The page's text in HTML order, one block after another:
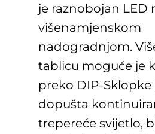
je raznobojan LED
višenamjenskom
nadogradnjom.
tablicu moguće je
preko DIP-Sklopke
dopušta
trepereće svijetlo,